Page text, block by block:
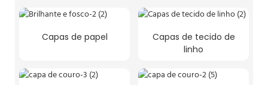
Capas de papel
Capas de tecido de
linho